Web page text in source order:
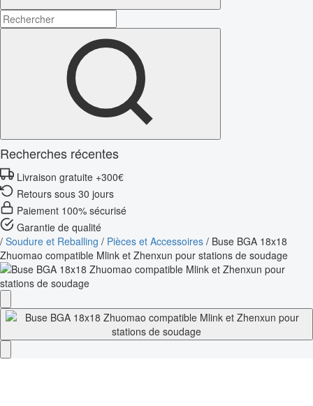
Recherches récentes
Livraison gratuite +300€
Retours sous 30 jours
Paiement 100% sécurisé
Garantie de qualité
/ Soudure et Reballing / Pièces et Accessoires / Buse BGA 18x18
Zhuomao compatible Mlink et Zhenxun pour stations de soudage